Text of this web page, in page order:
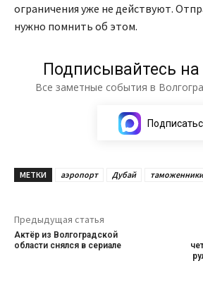
ограничения уже не действуют.
нужно помнить об этом.
Подписывайтесь
Все заметные события в
МЕТКИ аэропорт Дубай таможенники
Предыдущая статья
Актёр из Волгоградской
области снялся в сериале